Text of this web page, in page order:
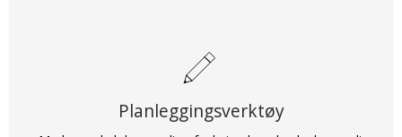
Planleggingsverktøy